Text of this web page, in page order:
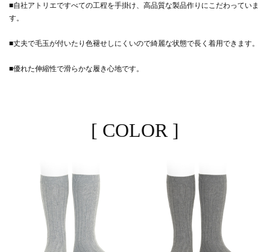
■自社アトリエですべての工程を手掛け、高品質な製品作りにこだわっていま
す。
■丈夫で毛玉が付いたり色褪せしにくいので綺麗な状態で長く着用できます。
■優れた伸縮性で滑らかな履き心地です。
[ COLOR ]